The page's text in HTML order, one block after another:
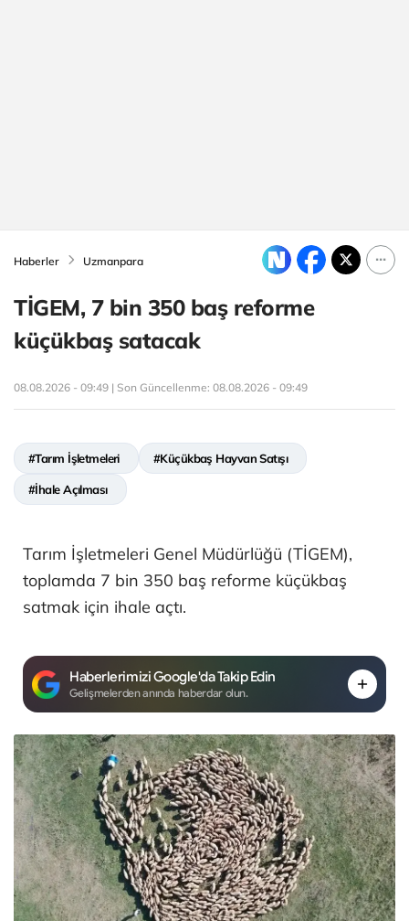
Haberler Uzmanpara
TİGEM, 7 bin 350 baş reforme
küçükbaş satacak
08.08.2026 - 09:49 | Son Güncellenme: 08.08.2026 - 09:49
#Tarım İşletmeleri #Küçükbaş Hayvan Satışı
#İhale Açılması
Tarım İşletmeleri Genel Müdürlüğü (TİGEM),
toplamda 7 bin 350 baş reforme küçükbaş
satmak için ihale açtı.
Haberlerimizi Google'da Takip Edin
Gelişmelerden anında haberdar olun.